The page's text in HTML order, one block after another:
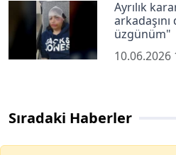
Ayrılık
üzgünüm"
10.06.2026
Sıradaki Haberler